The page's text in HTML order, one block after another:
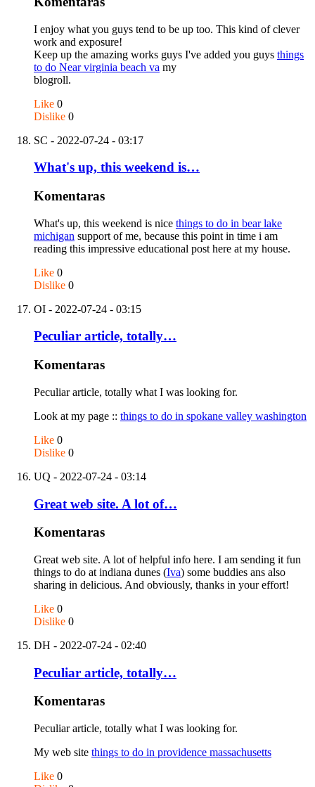
I enjoy what you guys tend to be up too. This kind of clever
work and exposure!
Keep up the amazing works guys I've added you guys things
to do Near virginia beach va my
blogroll.
Like 0
Dislike 0
SC - 2022-07-24 - 03:17
What's up, this weekend is…
Komentaras
What's up, this weekend is nice things to do in bear lake
michigan support of me, because this point in time i am
reading this impressive educational post here at my house.
Like 0
Dislike 0
OI - 2022-07-24 - 03:15
Peculiar article, totally…
Komentaras
Peculiar article, totally what I was looking for.
Look at my page :: things to do in spokane valley washington
Like 0
Dislike 0
UQ - 2022-07-24 - 03:14
Great web site. A lot of…
Komentaras
Great web site. A lot of helpful info here. I am sending it fun
things to do at indiana dunes (Iva) some buddies ans also
sharing in delicious. And obviously, thanks in your effort!
Like 0
Dislike 0
DH - 2022-07-24 - 02:40
Peculiar article, totally…
Komentaras
Peculiar article, totally what I was looking for.
My web site things to do in providence massachusetts
Like 0